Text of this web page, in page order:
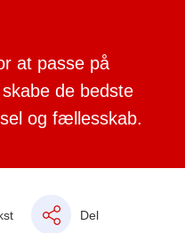
at passe på
de bedste
og fællesskab.
Del